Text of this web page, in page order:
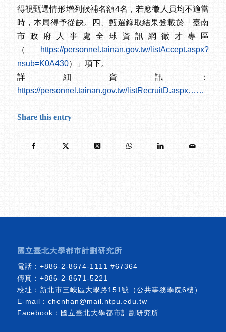
得視甄選情形增列候補名額4名，若應徵人員均不適當
時，本局得予從缺。四、甄選錄取結果登載於「臺南
市政府人事處全球資訊網徵才專區
（ https://personnel.tainan.gov.tw/listAccept.aspx?
nsub=K0A430）」項下。
詳細資訊：
https://personnel.tainan.gov.tw/listRecruitD.aspx……
Share this entry
國立臺北大學都市計劃研究所
電話： +886-2-8674-1111 #67364
傳真：+886-2-8671-5221
校址：新北市三峽區大學路151號（公共事務學院6樓）
E-mail： chenhan@mail.ntpu.edu.tw
Facebook： 國立臺北大學都市計劃研究所